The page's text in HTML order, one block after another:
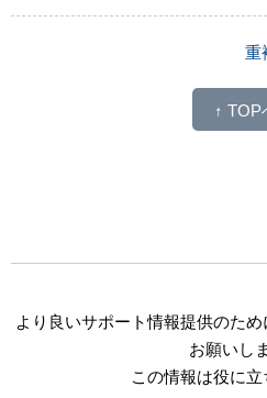
重
↑ TOP
より良いサポート情報提供のた
お願いし
この情報は役に立